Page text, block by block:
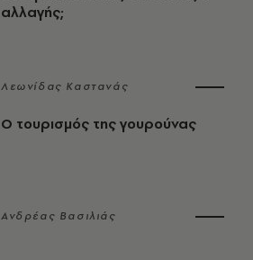
αλλαγής;
Λεωνίδας Καστανάς
Ο τουρισμός της γουρούνας
Ανδρέας Βασιλιάς